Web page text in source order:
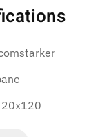
20x120